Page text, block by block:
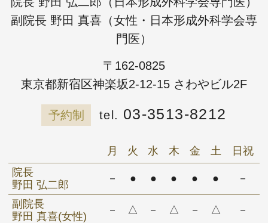
副院長 野田 真喜（女性・日本形成外科学会専
門医）
〒162-0825
東京都新宿区神楽坂2-12-15 さわやビル2F
予約制 03-3513-8212
月 火 水 木 金 土
日祝
院長
野田 弘二郎
－ ● ● ● ● ● －
副院長
野田 真喜(女性)
－ △ － △ － △ －